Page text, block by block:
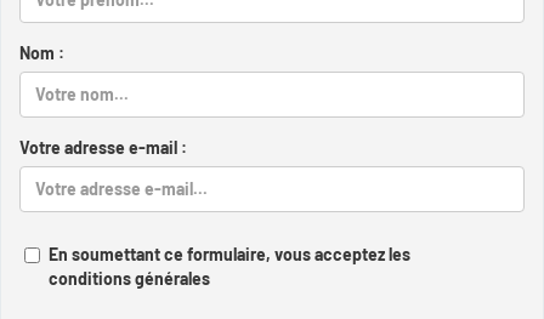
Nom :
Votre adresse e-mail :
En soumettant ce formulaire, vous acceptez les
conditions générales